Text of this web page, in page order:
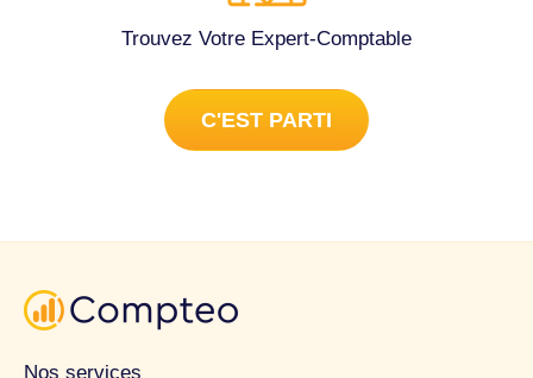
Trouvez Votre Expert-Comptable
C'EST PARTI
Nos services